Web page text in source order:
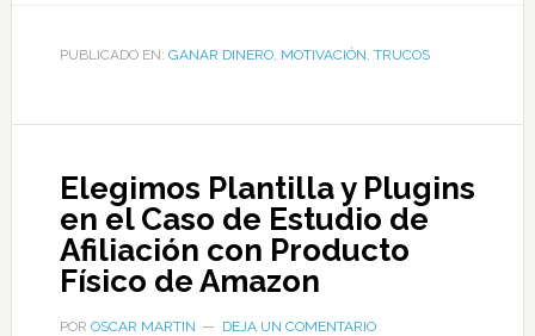
PUBLICADO EN: GANAR DINERO, MOTIVACIÓN, TRUCOS
Elegimos Plantilla y Plugins
en el Caso de Estudio de
Afiliación con Producto
Físico de Amazon
POR OSCAR MARTIN DEJA UN COMENTARIO